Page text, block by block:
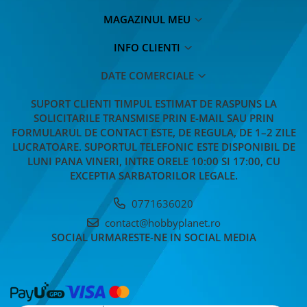
Miniaturi Navale de Colectie
MACHETE RALIU – Miniaturi Masini
de Raliu la Diverse Scari
MACHETE VEHICULE INTERVENTIE
MINI DIORAME
VITRINE, FIGURINE, ACCESORII
MACHETE
ACCESORII CARNAVAL
ACCESORII SI BIJUTERII CARNAVAL
MAGAZINUL MEU
INFO CLIENTI
DATE COMERCIALE
SUPORT CLIENTI TIMPUL ESTIMAT DE RASPUNS LA
SOLICITARILE TRANSMISE PRIN E-MAIL SAU PRIN
FORMULARUL DE CONTACT ESTE, DE REGULA, DE 1–2 ZILE
LUCRATOARE. SUPORTUL TELEFONIC ESTE DISPONIBIL DE
LUNI PANA VINERI, INTRE ORELE 10:00 SI 17:00, CU
EXCEPTIA SARBATORILOR LEGALE.
0771636020
contact@hobbyplanet.ro
SOCIALURMARESTE-NE IN SOCIAL MEDIA